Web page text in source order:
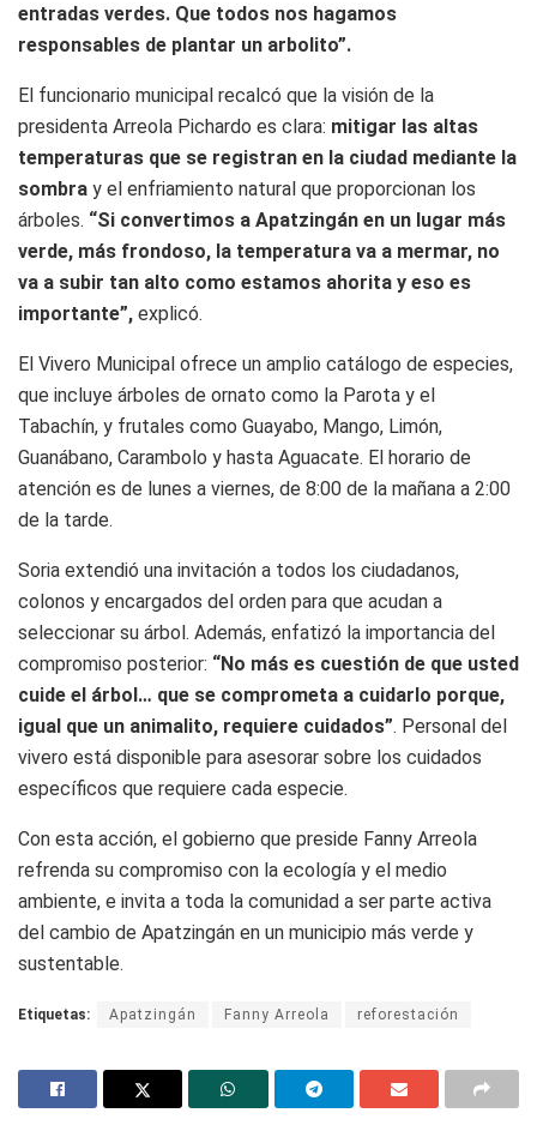
entradas verdes. Que todos nos hagamos
responsables de plantar un arbolito”.
El funcionario municipal recalcó que la visión de la
presidenta Arreola Pichardo es clara: mitigar las altas
temperaturas que se registran en la ciudad mediante la
sombra y el enfriamiento natural que proporcionan los
árboles. “Si convertimos a Apatzingán en un lugar más
verde, más frondoso, la temperatura va a mermar, no
va a subir tan alto como estamos ahorita y eso es
importante”, explicó.
El Vivero Municipal ofrece un amplio catálogo de especies,
que incluye árboles de ornato como la Parota y el
Tabachín, y frutales como Guayabo, Mango, Limón,
Guanábano, Carambolo y hasta Aguacate. El horario de
atención es de lunes a viernes, de 8:00 de la mañana a 2:00
de la tarde.
Soria extendió una invitación a todos los ciudadanos,
colonos y encargados del orden para que acudan a
seleccionar su árbol. Además, enfatizó la importancia del
compromiso posterior: “No más es cuestión de que usted
cuide el árbol… que se comprometa a cuidarlo porque,
igual que un animalito, requiere cuidados”. Personal del
vivero está disponible para asesorar sobre los cuidados
específicos que requiere cada especie.
Con esta acción, el gobierno que preside Fanny Arreola
refrenda su compromiso con la ecología y el medio
ambiente, e invita a toda la comunidad a ser parte activa
del cambio de Apatzingán en un municipio más verde y
sustentable.
Etiquetas: Apatzingán Fanny Arreola reforestación